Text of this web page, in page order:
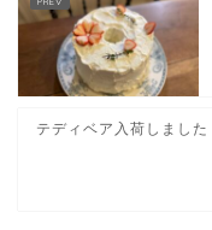
テディベア入荷しました